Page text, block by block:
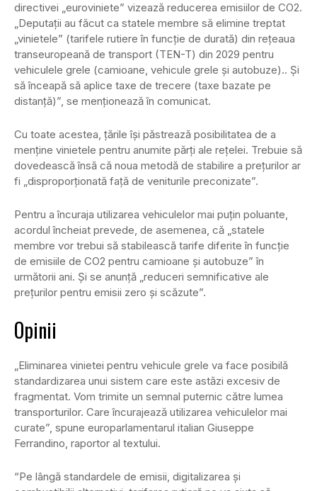
directivei „euroviniete” vizează reducerea emisiilor de CO2.
„Deputații au făcut ca statele membre să elimine treptat
„vinietele” (tarifele rutiere în funcție de durată) din rețeaua
transeuropeană de transport (TEN-T) din 2029 pentru
vehiculele grele (camioane, vehicule grele și autobuze).. Și
să înceapă să aplice taxe de trecere (taxe bazate pe
distanță)”, se menționează în comunicat.
Cu toate acestea, țările își păstrează posibilitatea de a
menține vinietele pentru anumite părți ale rețelei. Trebuie să
dovedească însă că noua metodă de stabilire a prețurilor ar
fi „disproporționată față de veniturile preconizate”.
Pentru a încuraja utilizarea vehiculelor mai puțin poluante,
acordul încheiat prevede, de asemenea, că „statele
membre vor trebui să stabilească tarife diferite în funcție
de emisiile de CO2 pentru camioane și autobuze” în
următorii ani. Și se anunță „reduceri semnificative ale
prețurilor pentru emisii zero și scăzute”.
Opinii
„Eliminarea vinietei pentru vehicule grele va face posibilă
standardizarea unui sistem care este astăzi excesiv de
fragmentat. Vom trimite un semnal puternic către lumea
transporturilor. Care încurajează utilizarea vehiculelor mai
curate”, spune europarlamentarul italian Giuseppe
Ferrandino, raportor al textului.
“Pe lângă standardele de emisii, digitalizarea și